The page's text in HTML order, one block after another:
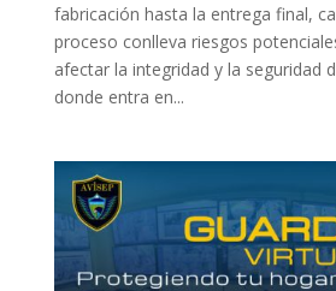
fabricación hasta la entrega final,
proceso conlleva riesgos
afectar la integridad y la seguridad
donde entra en...